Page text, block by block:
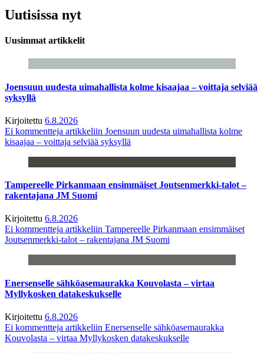
Uutisissa nyt
Uusimmat artikkelit
Joensuun uudesta uimahallista kolme kisaajaa – voittaja selviää
syksyllä
Kirjoitettu 6.8.2026
Ei kommentteja artikkeliin Joensuun uudesta uimahallista kolme
kisaajaa – voittaja selviää syksyllä
Tampereelle Pirkanmaan ensimmäiset Joutsenmerkki-talot –
rakentajana JM Suomi
Kirjoitettu 6.8.2026
Ei kommentteja artikkeliin Tampereelle Pirkanmaan ensimmäiset
Joutsenmerkki-talot – rakentajana JM Suomi
Enersenselle sähköasemaurakka Kouvolasta – virtaa
Myllykosken datakeskukselle
Kirjoitettu 6.8.2026
Ei kommentteja artikkeliin Enersenselle sähköasemaurakka
Kouvolasta – virtaa Myllykosken datakeskukselle